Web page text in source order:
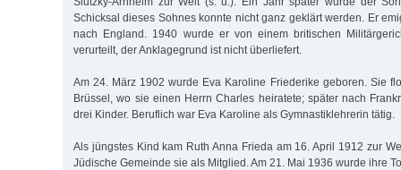
Schicksal dieses Sohnes konnte nicht ganz geklärt werden. Er
nach England. 1940 wurde er von einem britischen
verurteilt, der Anklagegrund ist nicht überliefert.
Am 24. März 1902 wurde Eva Karoline Friederike geboren. Sie
Brüssel, wo sie einen Herrn Charles heiratete; später nach
drei Kinder. Be­ruflich war Eva Karoline als Gymnastiklehrerin tätig.
Als jüngstes Kind kam Ruth Anna Frieda am 16. April 1912 zur
Jüdische Gemeinde sie als Mitglied. Am 21. Mai 1936 wurde ihre